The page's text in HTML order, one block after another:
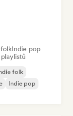
Indie pop
folk
Indie pop